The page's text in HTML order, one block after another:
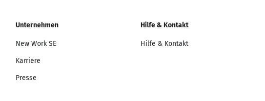
Unternehmen
New Work SE
Karriere
Presse
Hilfe & Kontakt
Hilfe & Kontakt